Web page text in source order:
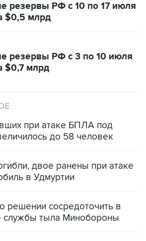
резервы РФ с 10 по 17 июля
$0,5 млрд
резервы РФ с 3 по 10 июля
$0,7 млрд
при атаке БПЛА под
до 58 человек
двое ранены при атаке
в Удмуртии
решении сосредоточить в
службы тыла Минобороны